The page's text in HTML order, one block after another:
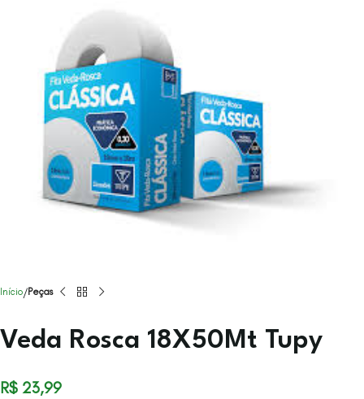
Início Peças
Veda Rosca 18X50Mt Tupy
R$ 23,99